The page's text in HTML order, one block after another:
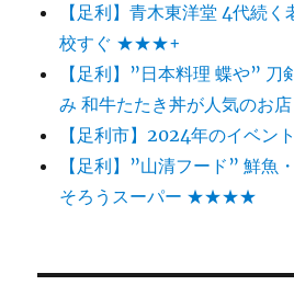
【足利】青木東洋堂 4代続
校すぐ ★★★+
【足利】”日本料理 蝶や” 刀
み 和牛たたき丼が人気の
【足利市】2024年のイベント
【足利】”山清フード” 鮮魚
そろうスーパー ★★★★